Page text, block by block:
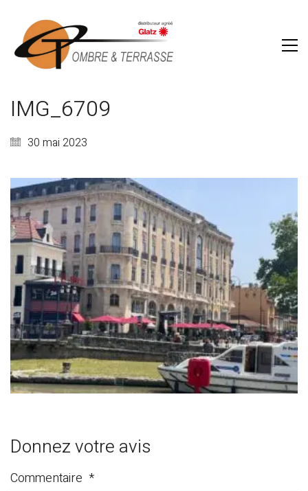
IMG_6709
30 mai 2023
Donnez votre avis
Commentaire *